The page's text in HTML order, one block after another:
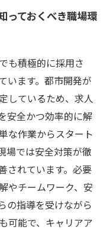
っておくべき職場環
も積極的に採用さ
います。都市開発が
しているため、求人
安全かつ効率的に解
な作業からスタート
場では安全対策が徹
されています。必要
やチームワーク、安
の指導を受けながら
可能で、キャリアア